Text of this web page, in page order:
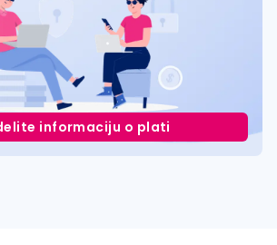
informaciju o plati